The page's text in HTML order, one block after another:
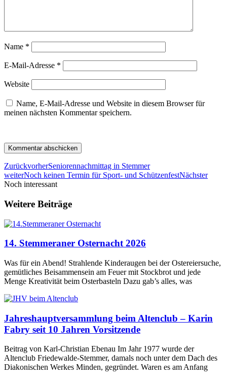
Name *
E-Mail-Adresse *
Website
Name, E-Mail-Adresse und Website in diesem Browser für
meinen nächsten Kommentar speichern.
ZurückvorherSeniorennachmittag in Stemmer
weiterNoch keinen Termin für Sport- und SchützenfestNächster
Noch interessant
Weitere Beiträge
14. Stemmeraner Osternacht 2026
Was für ein Abend! Strahlende Kinderaugen bei der Ostereiersuche,
gemütliches Beisammensein am Feuer mit Stockbrot und jede
Menge Kreativität beim Osterbasteln Dazu gab’s alles, was
Jahreshauptversammlung beim Altenclub – Karin
Fabry seit 10 Jahren Vorsitzende
Beitrag von Karl-Christian Ebenau Im Jahr 1977 wurde der
Altenclub Friedewalde-Stemmer, damals noch unter dem Dach des
Diakonischen Werkes Minden, gegründet. Waren es am Anfang